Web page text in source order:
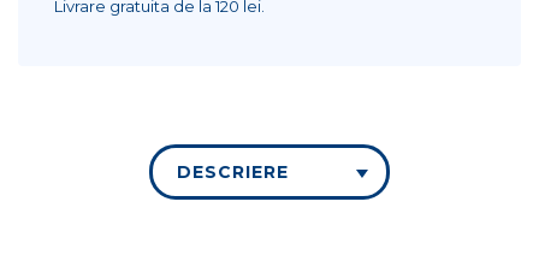
Livrare gratuita de la120 lei.
DESCRIERE